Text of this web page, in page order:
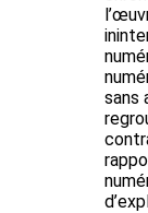
sans